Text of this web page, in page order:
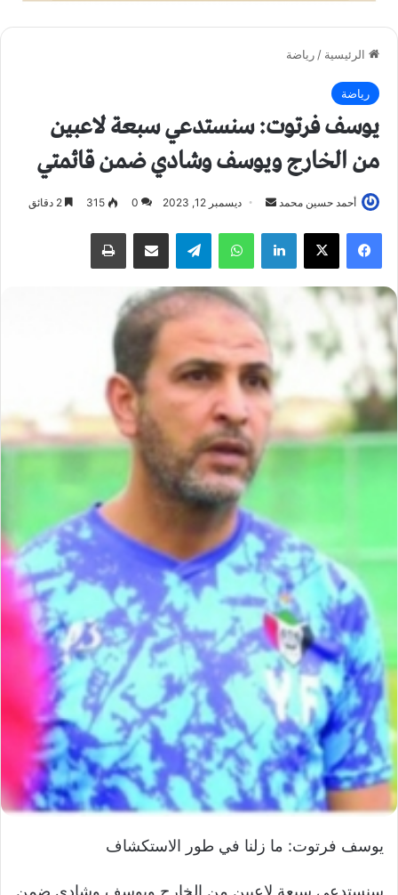
الرئيسية /رياضة
رياضة
يوسف فرتوت: سنستدعي سبعة لاعبين
من الخارج ويوسف وشادي ضمن قائمتي
أحمد حسين محمد
ل
ب
ي
ا
إ
ت
ن
ي
ا
ديسمبر 12, 2023 0
315
فيسبوك لينكدإن واتساب
يوسف فرتوت: ما زلنا في طور الاستكشاف
سنستدعي سبعة لاعبين من الخارج ويوسف وشادي ضمن